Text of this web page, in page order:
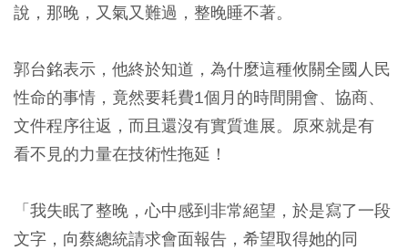
說，那晚，又氣又難過，整晚睡不著。
郭台銘表示，他終於知道，為什麼這種攸關全國人民
性命的事情，竟然要耗費1個月的時間開會、協商、
文件程序往返，而且還沒有實質進展。原來就是有
看不見的力量在技術性拖延！
「我失眠了整晚，心中感到非常絕望，於是寫了一段
文字，向蔡總統請求會面報告，希望取得她的同